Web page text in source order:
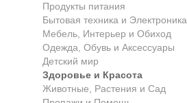
Продукты питания
Бытовая техника и Электроника
Мебель, Интерьер и Обиход
Одежда, Обувь и Аксессуары
Детский мир
Здоровье и Красота
Животные, Растения и Сад